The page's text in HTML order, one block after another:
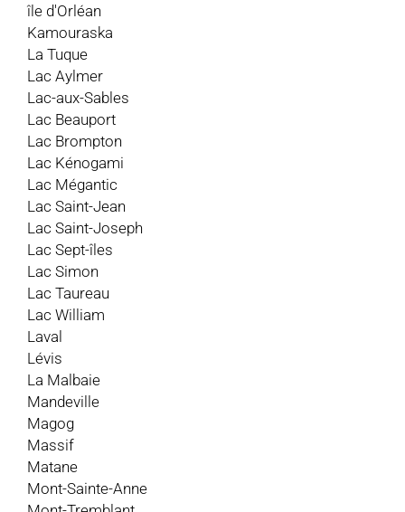
île d'Orléan
Kamouraska
La Tuque
Lac Aylmer
Lac-aux-Sables
Lac Beauport
Lac Brompton
Lac Kénogami
Lac Mégantic
Lac Saint-Jean
Lac Saint-Joseph
Lac Sept-îles
Lac Simon
Lac Taureau
Lac William
Laval
Lévis
La Malbaie
Mandeville
Magog
Massif
Matane
Mont-Sainte-Anne